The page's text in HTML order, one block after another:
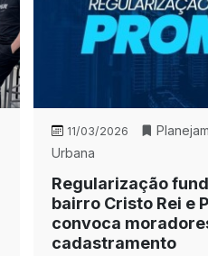
11/03/2026
Urbana
Regularização
bairro Cristo Rei e
convoca
cadastramento